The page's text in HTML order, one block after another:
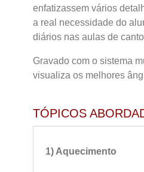
enfatizassem vários
a real necessidade do
diários nas aulas de
Gravado com o sistema
visualiza os melhores
TÓPICOS
1) Aquecimento